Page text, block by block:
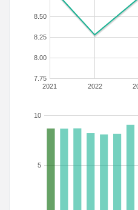
2021 2022
7.75
8.00
8.25
8.50
5
10